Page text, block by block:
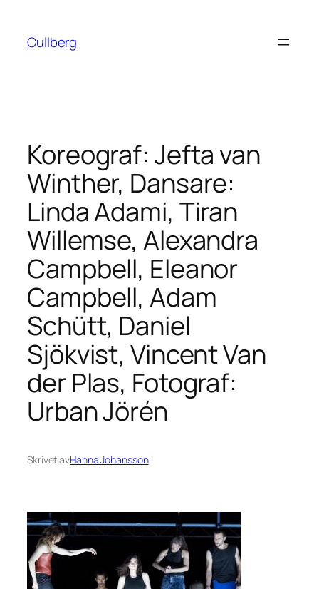
innehåll
Cullberg
Koreograf: Jefta van
Winther, Dansare:
Linda Adami, Tiran
Willemse, Alexandra
Campbell, Eleanor
Campbell, Adam
Schütt, Daniel
Sjökvist, Vincent Van
der Plas, Fotograf:
Urban Jörén
Skrivet avHanna Johanssoni